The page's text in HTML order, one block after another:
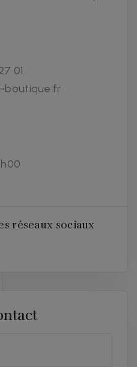
01
boutique.fr
réseaux sociaux